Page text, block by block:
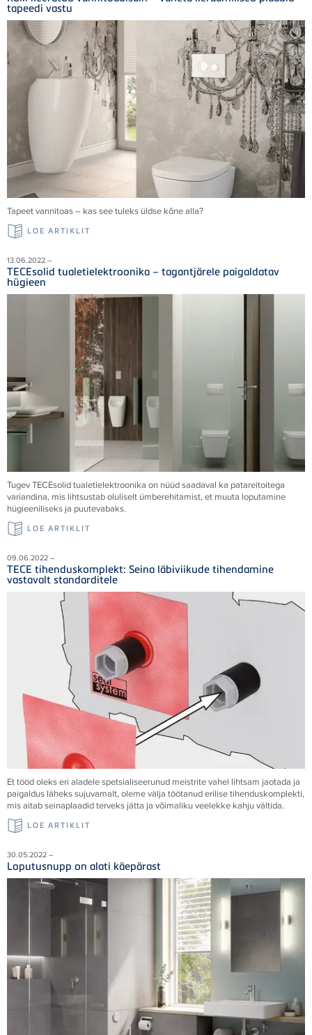
tapeedi vastu
Tapeet vannitoas – kas see tuleks üldse kõne alla?
LOE ARTIKLIT
13.06.2022 –
TECEsolid tualetielektroonika – tagantjärele paigaldatav
hügieen
Tugev TECEsolid tualetielektroonika on nüüd saadaval ka patareitoitega
variandina, mis lihtsustab oluliselt ümberehitamist, et muuta loputamine
hügieeniliseks ja puutevabaks.
LOE ARTIKLIT
09.06.2022 –
TECE tihenduskomplekt: Seina läbiviikude tihendamine
vastavalt standarditele
Et tööd oleks eri aladele spetsialiseerunud meistrite vahel lihtsam jaotada ja
paigaldus läheks sujuvamalt, oleme välja töötanud erilise tihenduskomplekti,
mis aitab seinaplaadid terveks jätta ja võimaliku veelekke kahju vältida.
LOE ARTIKLIT
30.05.2022 –
Loputusnupp on alati käepärast